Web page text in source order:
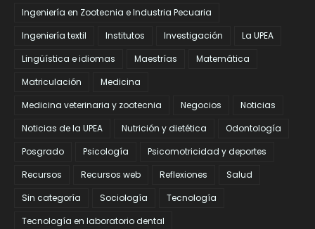
Ingeniería en Zootecnia e Industria Pecuaria
Ingeniería textil
Institutos Investigación
La UPEA
Lingüística e idiomas
Maestrías
Matemática
Matriculación
Medicina
Medicina veterinaria y zootecnia
Negocios
Noticias
Noticias de la UPEA
Nutrición y dietética
Odontología
Posgrado
Psicología
Psicomotricidad y deportes
Recursos
Recursos web Reflexiones
Salud
Sin categoría
Sociología
Tecnología
Tecnología en laboratorio dental